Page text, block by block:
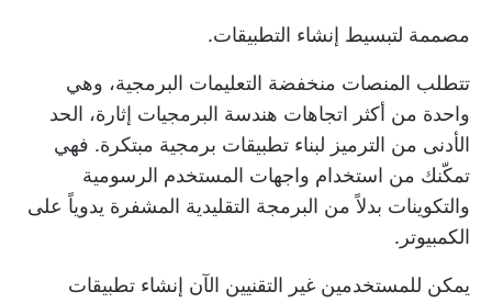
مصممة لتبسيط إنشاء التطبيقات.
تتطلب المنصات منخفضة التعليمات البرمجية، وهي
واحدة من أكثر اتجاهات هندسة البرمجيات إثارة، الحد
الأدنى من الترميز لبناء تطبيقات برمجية مبتكرة. فهي
تمكّنك من استخدام واجهات المستخدم الرسومية
والتكوينات بدلاً من البرمجة التقليدية المشفرة يدوياً على
الكمبيوتر.
يمكن للمستخدمين غير التقنيين الآن إنشاء تطبيقات